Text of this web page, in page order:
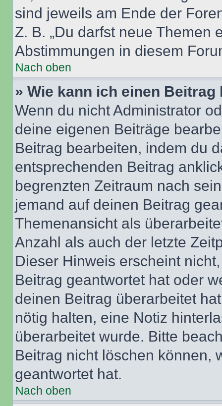
sind jeweils am Ende der
Z. B. „Du darfst neue Themen
Abstimmungen in diesem
Nach oben
» Wie kann ich einen
Wenn du nicht Administrator
deine eigenen Beiträge
Beitrag bearbeiten, indem du
entsprechenden Beitrag
begrenzten Zeitraum nach
jemand auf deinen Beitrag
Themenansicht als
Anzahl als auch der letzte
Dieser Hinweis erscheint
Beitrag geantwortet hat oder
deinen Beitrag überarbeitet
nötig halten, eine Notiz
überarbeitet wurde. Bitte
Beitrag nicht löschen können,
geantwortet hat.
Nach oben